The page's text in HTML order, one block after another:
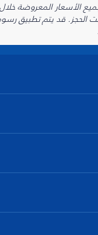
الحجز. قد يتم تطبيق